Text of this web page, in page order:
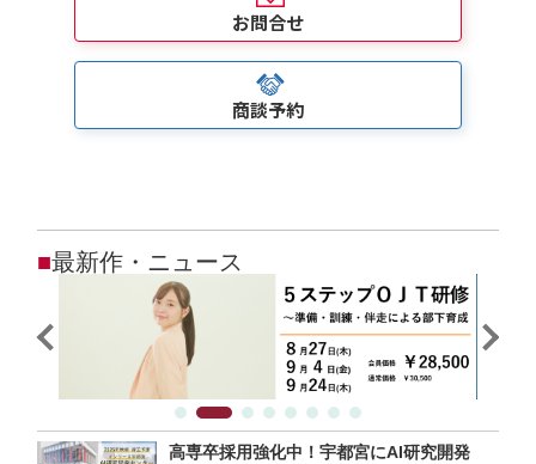
お問合せ
商談予約
■最新作・ニュース
高専卒採用強化中！宇都宮にAI研究開発